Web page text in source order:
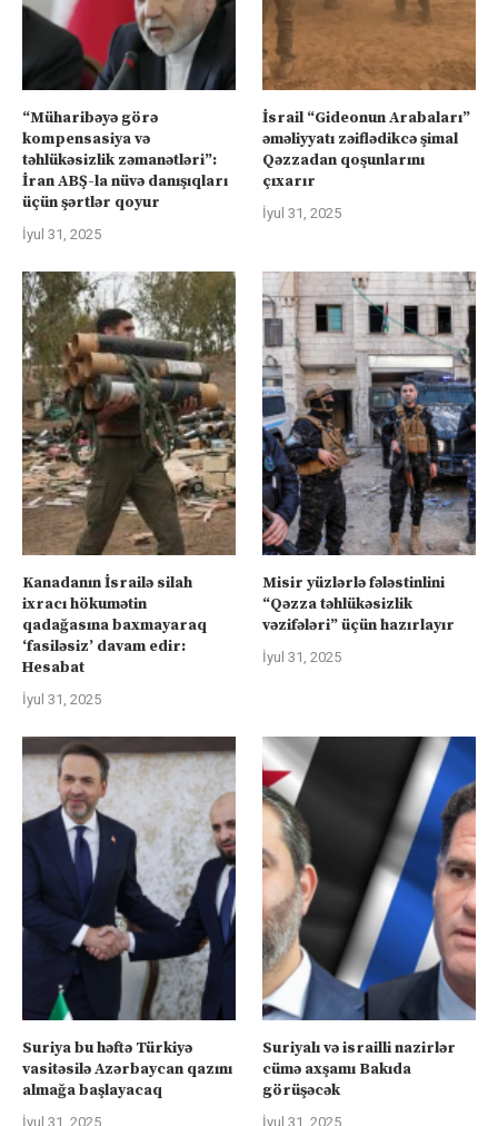
“Müharibəyə görə
kompensasiya və
təhlükəsizlik zəmanətləri”:
İran ABŞ-la nüvə danışıqları
üçün şərtlər qoyur
İyul 31, 2025
İsrail “Gideonun Arabaları”
əməliyyatı zəiflədikcə şimal
Qəzzadan qoşunlarını
çıxarır
İyul 31, 2025
Kanadanın İsrailə silah
ixracı hökumətin
qadağasına baxmayaraq
‘fasiləsiz’ davam edir:
Hesabat
İyul 31, 2025
Misir yüzlərlə fələstinlini
“Qəzza təhlükəsizlik
vəzifələri” üçün hazırlayır
İyul 31, 2025
Suriya bu həftə Türkiyə
vasitəsilə Azərbaycan qazını
almağa başlayacaq
İyul 31, 2025
Suriyalı və israilli nazirlər
cümə axşamı Bakıda
görüşəcək
İyul 31, 2025